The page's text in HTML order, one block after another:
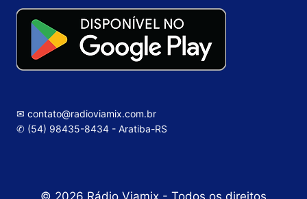
✉ contato@radioviamix.com.br
✆ (54) 98435-8434 - Aratiba-RS